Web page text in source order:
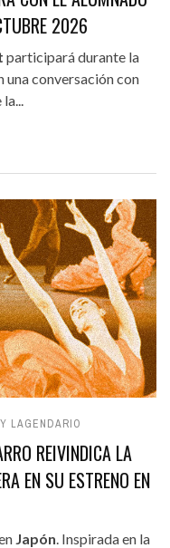
2026
participará durante la
conversación con
LAGENDARIO
REIVINDICA LA
EN SU ESTRENO EN
Japón. Inspirada en la